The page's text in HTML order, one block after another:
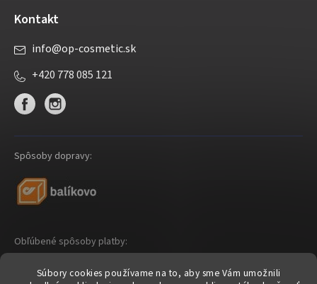
Súbory cookies používame na to, aby sme Vám umožnili
Kontakt
info@op-cosmetic.sk
+420 778 085 121
Spôsoby dopravy:
Obľúbené spôsoby platby: